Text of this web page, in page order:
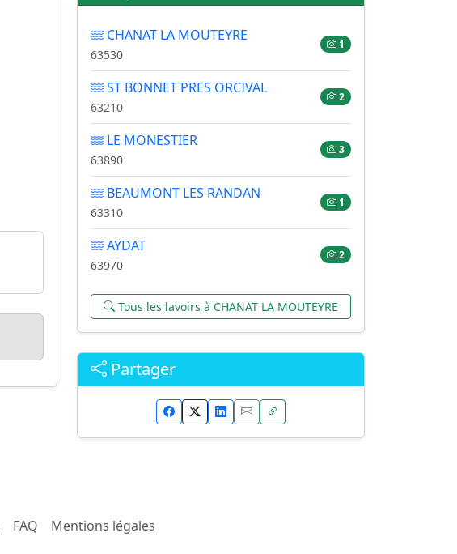
CHANAT LA MOUTEYRE
63530
1
ST BONNET PRES ORCIVAL
63210
2
LE MONESTIER
63890
3
BEAUMONT LES RANDAN
63310
1
AYDAT
63970
2
Tous les lavoirs à CHANAT LA MOUTEYRE
Partager
FAQ Mentions légales